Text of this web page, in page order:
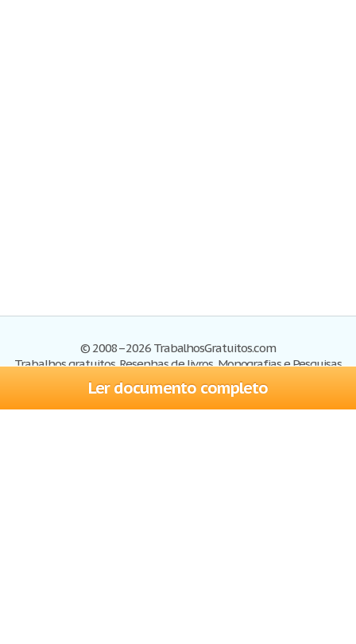
Ler documento completo
© 2008–2026 TrabalhosGratuitos.com
Trabalhos gratuitos, Resenhas de livros, Monografias e Pesquisas